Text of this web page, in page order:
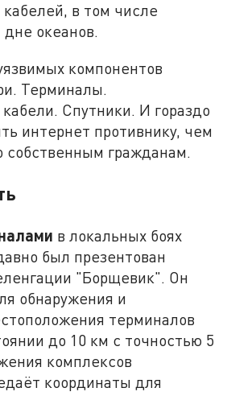
в том числе
океанов.
компонентов
Терминалы.
Спутники. И гораздо
интернет противнику, чем
собственным гражданам.
в локальных боях
был презентован
"Борщевик". Он
обнаружения и
терминалов
до 10 км с точностью 5
комплексов
координаты для